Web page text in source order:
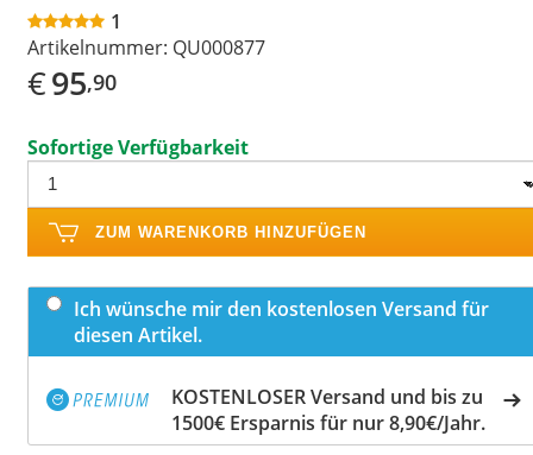
1
Artikelnummer: QU000877
€95,90
Sofortige Verfügbarkeit
ZUM WARENKORB HINZUFÜGEN
Ich wünsche mir den kostenlosen Versand für
diesen Artikel.
KOSTENLOSER Versand und bis zu
1500€ Ersparnis für nur 8,90€/Jahr.